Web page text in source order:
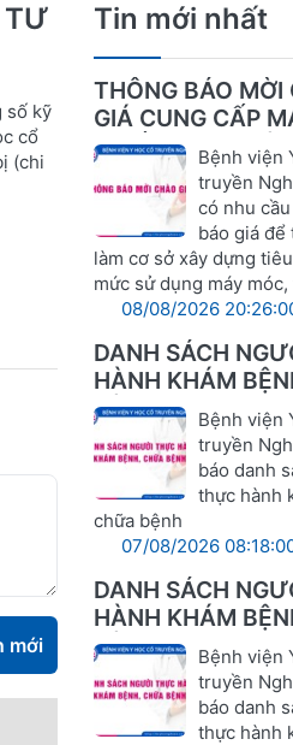
TƯ
số kỹ
cổ
(chi
mới
Tin mới nhất
THÔNG BÁO MỜI
GIÁ CUNG CẤP
THIẾT BỊ
LĨNH VỰC Y TẾ
Bệnh viện
truyền
có nhu
báo giá để
làm cơ sở xây dựng
mức sử dụng máy
08/08/2026
DANH SÁCH
HÀNH KHÁM
BỆNH
Bệnh viện
truyền
báo danh
thực hành
chữa bệnh
07/08/2026
DANH SÁCH
HÀNH KHÁM
BỆNH
Bệnh viện
truyền
báo danh
thực hành